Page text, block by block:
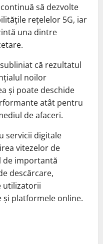
să dezvolte
rețelelor 5G, iar
una dintre
că rezultatul
noilor
și poate deschide
atât pentru
de afaceri.
servicii digitale
vitezelor de
de importantă
descărcare,
utilizatorii
și platformele online.